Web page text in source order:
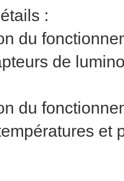
:
du
de
du
et